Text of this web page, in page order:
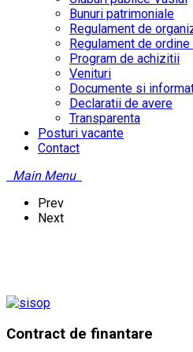
Bunuri patrimoniale
Regulament de
Regulament de
Program de achizitii
Venituri
Documente si
Declaratii de avere
Transparenta
Posturi vacante
Contact
Main Menu
Prev
Next
Contract de finantare